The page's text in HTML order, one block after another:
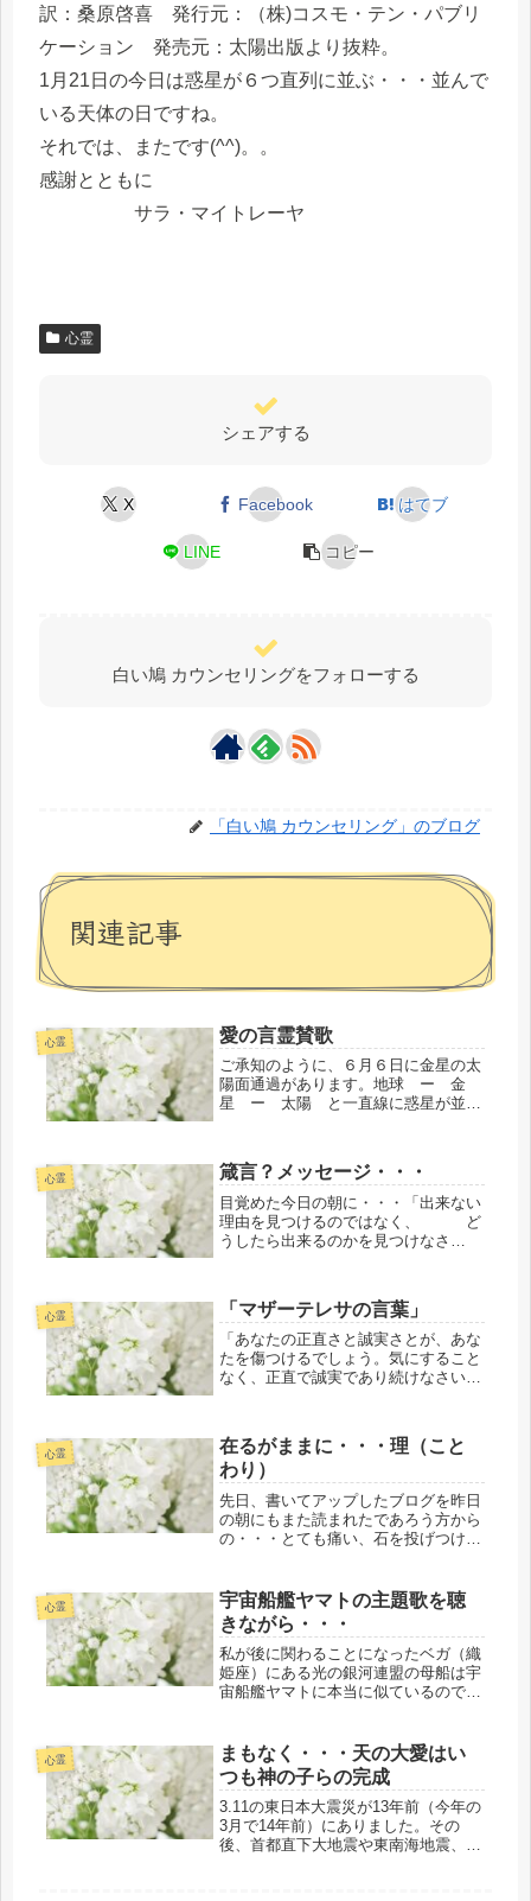
訳：桑原啓喜 発行元：（株)コスモ・テン・パブリ
ケーション 発売元：太陽出版より抜粋。
1月21日の今日は惑星が６つ直列に並ぶ・・・並んで
いる天体の日ですね。
それでは、またです(^^)。。
感謝とともに
サラ・マイトレーヤ
心霊
シェアする
X Facebook はてブ
LINE コピー
白い鳩 カウンセリングをフォローする
「白い鳩 カウンセリング」のブログ
関連記事
心霊 愛の言霊賛歌
ご承知のように、６月６日に金星の太
陽面通過があります。地球 ー 金
星 ー 太陽 と一直線に惑星が並び
けにはいきません。・・・一番最初に
来ていたメッセージは６/６までとい
うよ...
心霊 箴言？メッセージ・・・
目覚めた今日の朝に・・・「出来ない
理由を見つけるのではなく、 ど
うしたら出来るのかを見つけなさ
うをあ～でもないこ～でもないと優先
的に知らないうちに考えたり思ってし
まう自...
心霊 「マザーテレサの言葉」
「あなたの正直さと誠実さとが、あな
たを傷つけるでしょう。気にすること
なく、正直で誠実であり続けなさい。
けなさい。助けた相手から、恩知らず
の仕打ちを受けるでしょう。気にする
こ...
心霊
在るがままに・・・理（こと
わり）
先日、書いてアップしたブログを昨日
の朝にもまた読まれたであろう方から
の・・・とても痛い、石を投げつけら
ような、よろしくない痛みがどのよう
なものかおわかりになりますでしょう
か！...
心霊
宇宙船艦ヤマトの主題歌を聴
きながら・・・
私が後に関わることになったベガ（織
姫座）にある光の銀河連盟の母船は宇
宙船艦ヤマトに本当に似ているのです
当時、都内の明治座近くにある浜町会
館を借りて最初のお師匠さんご夫妻は
じ...
心霊
まもなく・・・天の大愛はい
つも神の子らの完成
3.11の東日本大震災が13年前（今年の
3月で14年前）にありました。その
後、首都直下大地震や東南海地震、南